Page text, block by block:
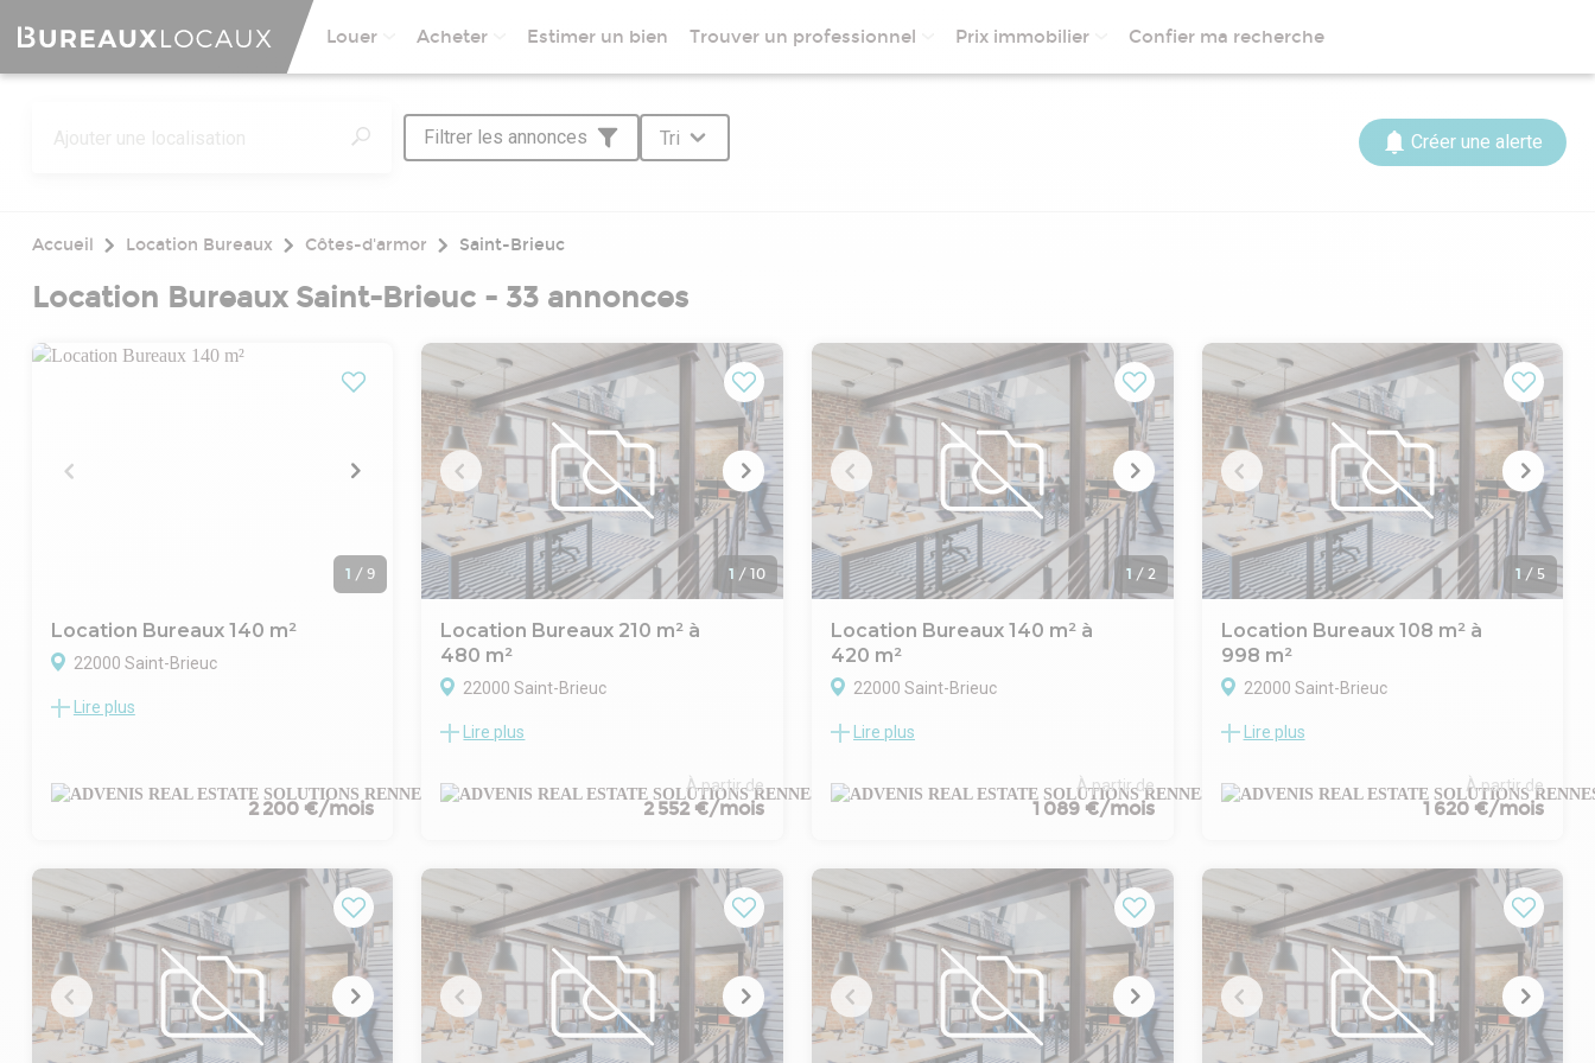
Louer Acheter Estimer un bien Trouver un professionnel Prix immobilier Confier ma recherche
Filtrer les annonces Tri Créer une alerte
Accueil Location Bureaux Côtes-d'armor Saint-Brieuc
Location Bureaux Saint-Brieuc - 33 annonces
1 /9
Location Bureaux 140 m²
22000 Saint-Brieuc
ADVENIS CONSEIL ET TRANSACTION vous
vaste open-space ouvert sur la vallée et
doté d'une vue mer.
nombreux stationnements.
A deux pas des transports en commun
TUB et de la voie express RN12, le site
bénéficie d'une bonne accessibilité.
Pour toutes informations
complémentaires ou visites, n'hésitez pas
à nous contacter, nos conseillers sont là
pour vous répondre.
Lire plus
2 200 €/mois
1 / 10
Location Bureaux 210 m² à
480 m²
22000 Saint-Brieuc
Advenis Conseil vous propose à la location,
kilomètres de la gare SNCF de Saint-Brieuc,
un espace de bureaux de 480 m² divisibles
bordure de voie passante au sein d'un
terrain aménagé de stationnements
privatifs.
Les espaces sont en parfait état et
accessibles PMR avec une visibilité
commerciale.
Pour toutes informations
complémentaires ou visite du site,
Lire plus
À partir de
2 552 €/mois
1 / 2
Location Bureaux 140 m² à
420 m²
22000 Saint-Brieuc
ADVENIS CONSEIL ET TRANSACTION vous
bureaux de 420 m² divisible à partir de 140
m².
Brieuc, et bénéficient de tous les services
de proximité.
A proximité de la Gare TGV, ils bénéficient
aussi de stationnement publics à proximité
immédiate.
Pour des informations complémentaires
ou visites du bien, n'hésitez pas à nous
contacter, nos conseillers sont là pour vous
Lire plus
À partir de
1 089 €/mois
1 / 5
Location Bureaux 108 m² à
998 m²
22000 Saint-Brieuc
Advenis Conseil et Transaction vous
bureaux neufs dans l'immeuble Le
Belvédère situé à proximité du centre
Chaque plateau bénéficiera d'un
aménagement selon cahier des charges,
au sein d'un immeuble ayant bénéficié
d'une rénovation thermique complète et
d'un traitement architectural moderne de
la nouvelle enveloppe du bâtiment et des
parties communes. Bénéficiant de
nombreux stationnements privatifs (1 pour
Lire plus
À partir de
1 620 €/mois